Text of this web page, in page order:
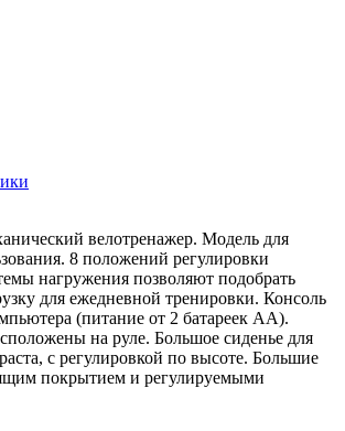
велотренажер. Модель для
8 положений регулировки
нагружения позволяют подобрать
для ежедневной тренировки. Консоль
(питание от 2 батареек AA).
на руле. Большое сиденье для
с регулировкой по высоте. Большие
покрытием и регулируемыми